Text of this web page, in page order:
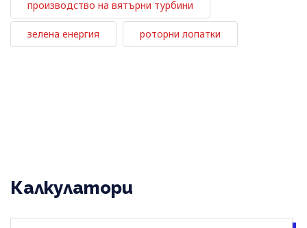
производство на вятърни турбини
зелена енергия роторни лопатки
Калкулатори